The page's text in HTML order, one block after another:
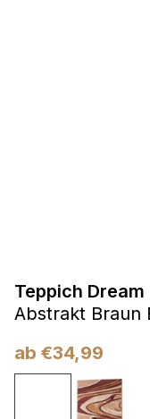
Teppich Dream
Abstrakt Braun
ab €34,99
Marketing
Marketing-Cookies
Websites hinweg zu
anzuzeigen, die für
ansprechend sind
Werbetreibende